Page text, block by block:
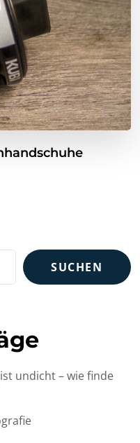
SUCHEN
undicht – wie finde